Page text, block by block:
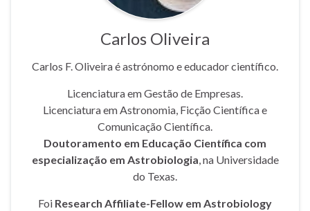
Carlos Oliveira
Carlos F. Oliveira é astrónomo e educador científico.
Licenciatura em Gestão de Empresas.
Licenciatura em Astronomia, Ficção Científica e
Comunicação Científica.
Doutoramento em Educação Científica com
especialização em Astrobiologia, na Universidade
do Texas.
Foi Research Affiliate-Fellow em Astrobiology